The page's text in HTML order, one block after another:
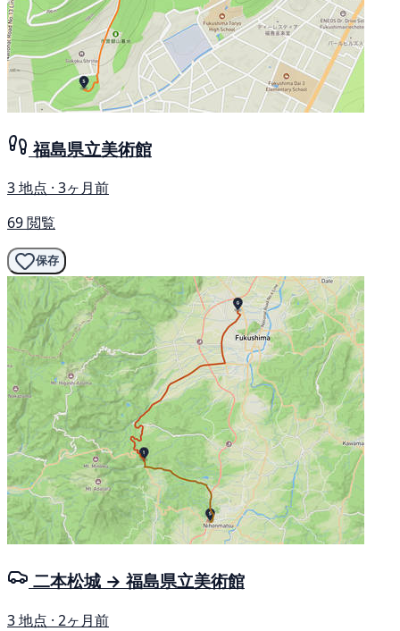
福島県立美術館
3 地点 · 3ヶ月前
69 閲覧
保存
二本松城 → 福島県立美術館
3 地点 · 2ヶ月前